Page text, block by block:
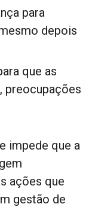
para
depois
que as
preocupações
impede que a
ações que
gestão de